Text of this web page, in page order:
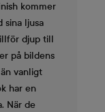
kommer
sina ljusa
djup till
på bildens
vanligt
har en
När de